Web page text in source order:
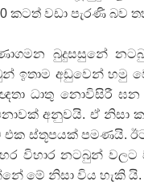
කටත් වඩා පැරණි බව
බුදුසසුනේ
ඉතාම අඩුවෙන් හමු
ධාතු නොවිසිරී
අනුවයි. ඒ නිසා
එක ස්තූපයක් පමණයි.
විහාර නටබුන් වලට
මේ නිසා විය හැකි යි.